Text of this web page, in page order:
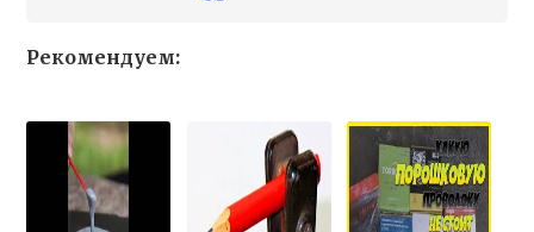
Рекомендуем: